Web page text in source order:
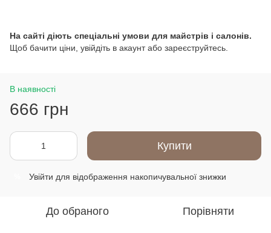
На сайті діють спеціальні умови для майстрів і салонів.
Щоб бачити ціни, увійдіть в акаунт або зареєструйтесь.
В наявності
666 грн
Купити
Увійти для відображення накопичувальної знижки
До обраного Порівняти